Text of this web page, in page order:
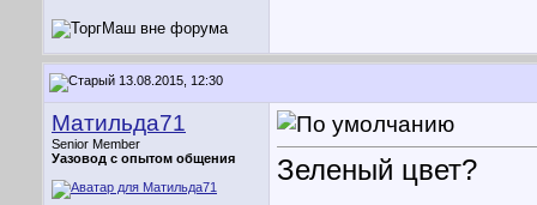
13.08.2015, 12:30
Матильда71
Senior Member
Уазовод с опытом общения
Зеленый цвет?